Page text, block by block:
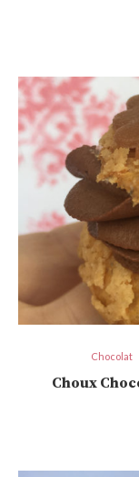
Chocolat
Choux